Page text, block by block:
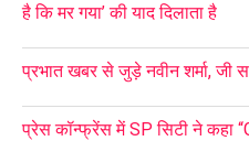
है कि मर गया’ की याद दिलाता है
प्रभात खबर से जुड़े नवीन शर्मा, जी
प्रेस कॉन्फ्रेंस में SP सिटी ने कहा